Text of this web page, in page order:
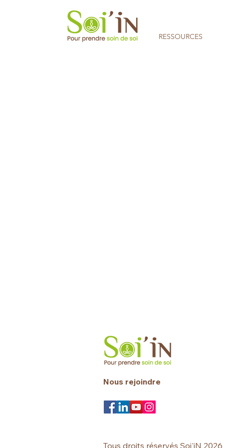
RESSOURCES
Nous rejoindre
Tous droits réservés Soi'iN 2026